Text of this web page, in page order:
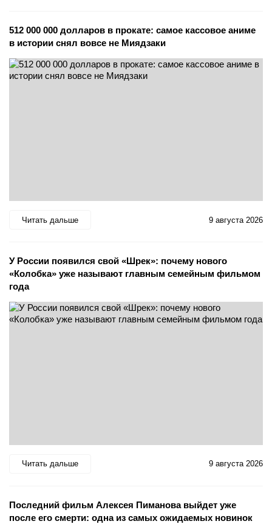
512 000 000 долларов в прокате: самое кассовое аниме
в истории снял вовсе не Миядзаки
Читать дальше 9 августа 2026
У России появился свой «Шрек»: почему нового
«Колобка» уже называют главным семейным фильмом
года
Читать дальше 9 августа 2026
Последний фильм Алексея Пиманова выйдет уже
после его смерти: одна из самых ожидаемых новинок